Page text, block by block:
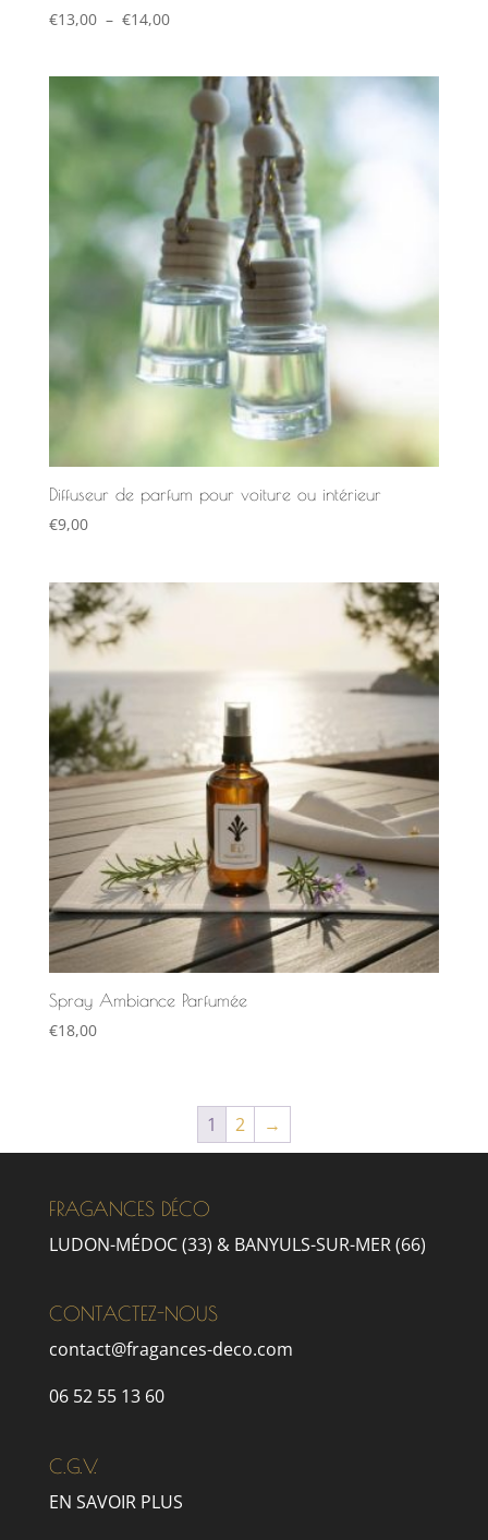
€13,00 – €14,00Plage
€13,00
€14,00
Diffuseur de parfum pour voiture ou intérieur
€9,00
Spray Ambiance Parfumée
€18,00
1 2 →
FRAGANCES DÉCO
LUDON-MÉDOC (33) & BANYULS-SUR-MER (66)
CONTACTEZ-NOUS
contact@fragances-deco.com
06 52 55 13 60
C.G.V.
EN SAVOIR PLUS